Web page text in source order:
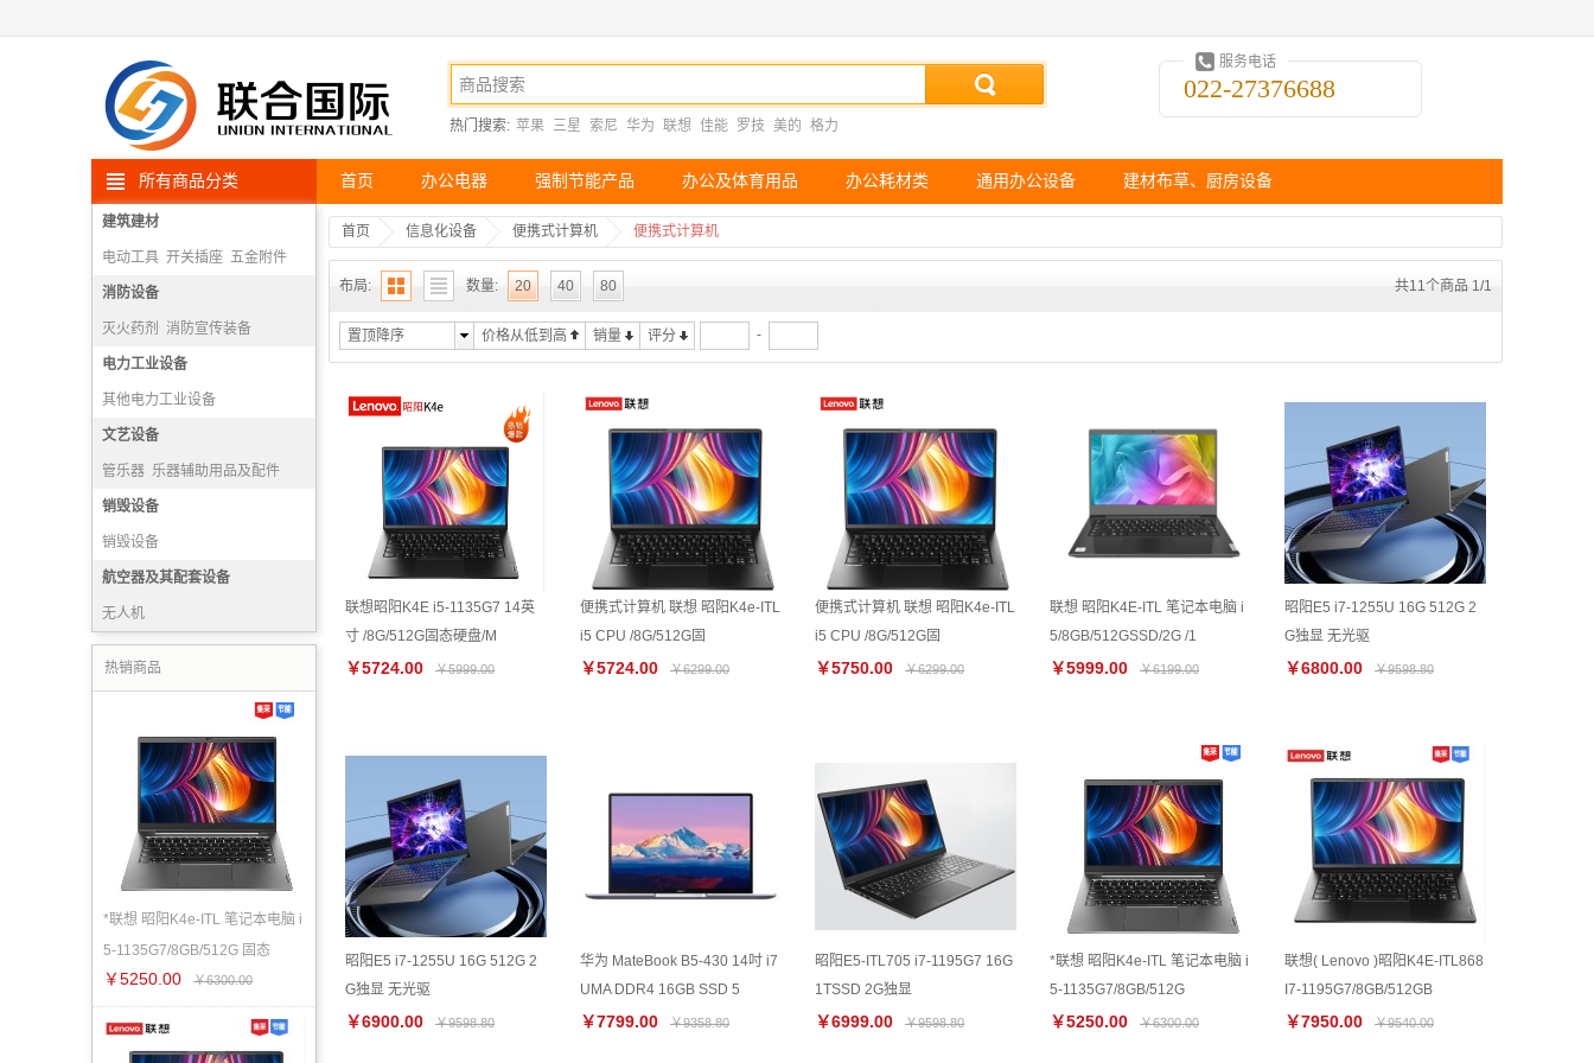
热门搜索: 苹果 三星 索尼 华为 联想 佳能 罗技 美的 格力
服务电话
022-27376688
所有商品分类 首页 办公电器 强制节能产品 办公及体育用品 办公耗材类 通用办公设备 建材布草、厨房设备
建筑建材
电动工具 开关插座 五金附件
高空安防用品
消防设备
灭火药剂 消防宣传装备
消防报警机
隔绝式正压氧气呼吸器
电力工业设备
其他电力工业设备
文艺设备
管乐器 乐器辅助用品及配件
打击乐器
销毁设备
销毁设备
航空器及其配套设备
无人机
热销商品
*联想 昭阳K4e-ITL 笔记本电脑 i
5-1135G7/8GB/512G 固态
￥5250.00 ￥6300.00
首页 信息化设备 便携式计算机 便携式计算机
布局: 数量: 20 40 80 共11个商品 1/1
置顶降序 价格从低到高 销量 评分 -
联想昭阳K4E i5-1135G7 14英
寸 /8G/512G固态硬盘/M
￥5724.00 ￥5999.00
便携式计算机 联想 昭阳K4e-ITL
i5 CPU /8G/512G固
￥5724.00 ￥6299.00
便携式计算机 联想 昭阳K4e-ITL
i5 CPU /8G/512G固
￥5750.00 ￥6299.00
联想 昭阳K4E-ITL 笔记本电脑 i
5/8GB/512GSSD/2G /1
￥5999.00 ￥6199.00
昭阳E5 i7-1255U 16G 512G 2
G独显 无光驱
￥6800.00 ￥9598.80
昭阳E5 i7-1255U 16G 512G 2
G独显 无光驱
￥6900.00 ￥9598.80
华为 MateBook B5-430 14吋 i7
UMA DDR4 16GB SSD 5
￥7799.00 ￥9358.80
昭阳E5-ITL705 i7-1195G7 16G
1TSSD 2G独显
￥6999.00 ￥9598.80
*联想 昭阳K4e-ITL 笔记本电脑 i
5-1135G7/8GB/512G
￥5250.00 ￥6300.00
联想( Lenovo )昭阳K4E-ITL868
I7-1195G7/8GB/512GB
￥7950.00 ￥9540.00